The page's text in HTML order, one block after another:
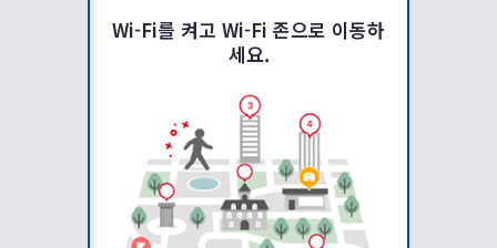
Wi-Fi를 켜고 Wi-Fi 존으로 이동하
세요.